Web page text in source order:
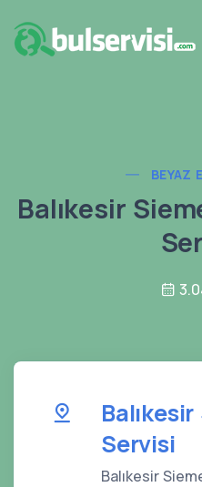
BEYAZ
Balıkesir
Servisi
Balıkesir